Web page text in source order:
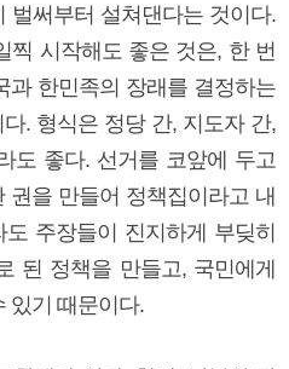
벌써부터 설쳐댄다는 것이다.
찍 시작해도 좋은 것은, 한 번
과 한민족의 장래를 결정하는
. 형식은 정당 간, 지도자 간,
도 좋다. 선거를 코앞에 두고
권을 만들어 정책집이라고 내
주장들이 진지하게 부딪히
된 정책을 만들고, 국민에게
있기 때문이다.